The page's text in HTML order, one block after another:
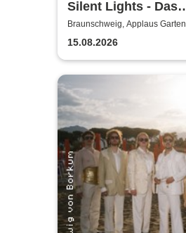
Silent Lights - Das
Mitternachtskonzert
Braunschweig, Applaus Garten
15.08.2026